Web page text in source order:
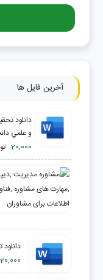
آخرین فایل ها
دانلود
و علمي
20,000
20,000